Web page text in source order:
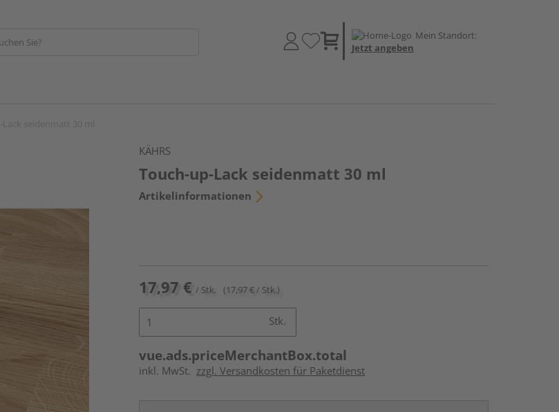
Mein Standort:
Jetzt angeben
KÄHRS
Touch-up-Lack seidenmatt 30 ml
Artikelinformationen
17,97 € / Stk. (17,97 € / Stk.)
Stk.
vue.ads.priceMerchantBox.total
inkl. MwSt. zzgl. Versandkosten für Paketdienst